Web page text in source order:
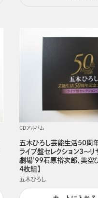
CDアルバム
五木ひろし芸能生活50周
ライブ盤セレクション3～
劇場'99石原裕次郎、美空
4枚組】
五木ひろし